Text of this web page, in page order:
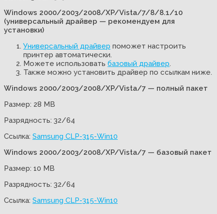
Windows 2000/2003/2008/XP/Vista/7/8/8.1/10
(универсальный драйвер — рекомендуем для
установки)
Универсальный драйвер поможет настроить
принтер автоматически.
Можете использовать базовый драйвер.
Также можно установить драйвер по ссылкам ниже.
Windows 2000/2003/2008/XP/Vista/7 — полный пакет
Размер: 28 MB
Разрядность: 32/64
Ссылка: Samsung CLP-315-Win10
Windows 2000/2003/2008/XP/Vista/7 — базовый пакет
Размер: 10 MB
Разрядность: 32/64
Ссылка: Samsung CLP-315-Win10